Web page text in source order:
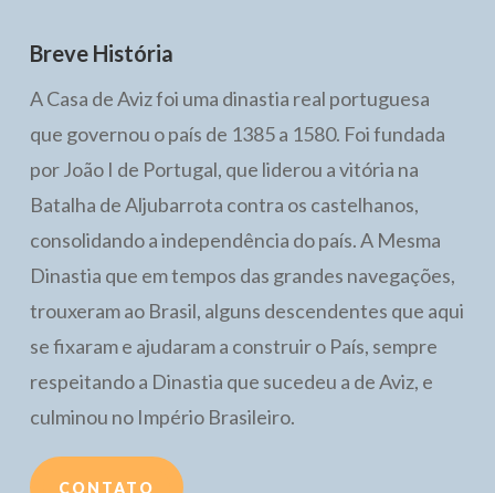
Breve História
A Casa de Aviz foi uma dinastia real portuguesa
que governou o país de 1385 a 1580. Foi fundada
por João I de Portugal, que liderou a vitória na
Batalha de Aljubarrota contra os castelhanos,
consolidando a independência do país. A Mesma
Dinastia que em tempos das grandes navegações,
trouxeram ao Brasil, alguns descendentes que aqui
se fixaram e ajudaram a construir o País, sempre
respeitando a Dinastia que sucedeu a de Aviz, e
culminou no Império Brasileiro.
CONTATO